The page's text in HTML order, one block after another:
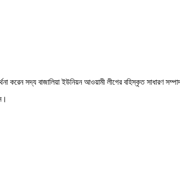
করেন সদ্য বাজালিয়া ইউনিয়ন আওয়ামী লীগের বহিস্কৃত সাধারণ